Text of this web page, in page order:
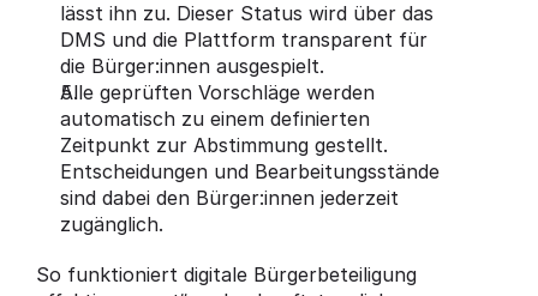
lässt ihn zu. Dieser Status wird über das
DMS und die Plattform transparent für
die Bürger:innen ausgespielt.
Alle geprüften Vorschläge werden
automatisch zu einem definierten
Zeitpunkt zur Abstimmung gestellt.
Entscheidungen und Bearbeitungsstände
sind dabei den Bürger:innen jederzeit
zugänglich.
So funktioniert digitale Bürgerbeteiligung